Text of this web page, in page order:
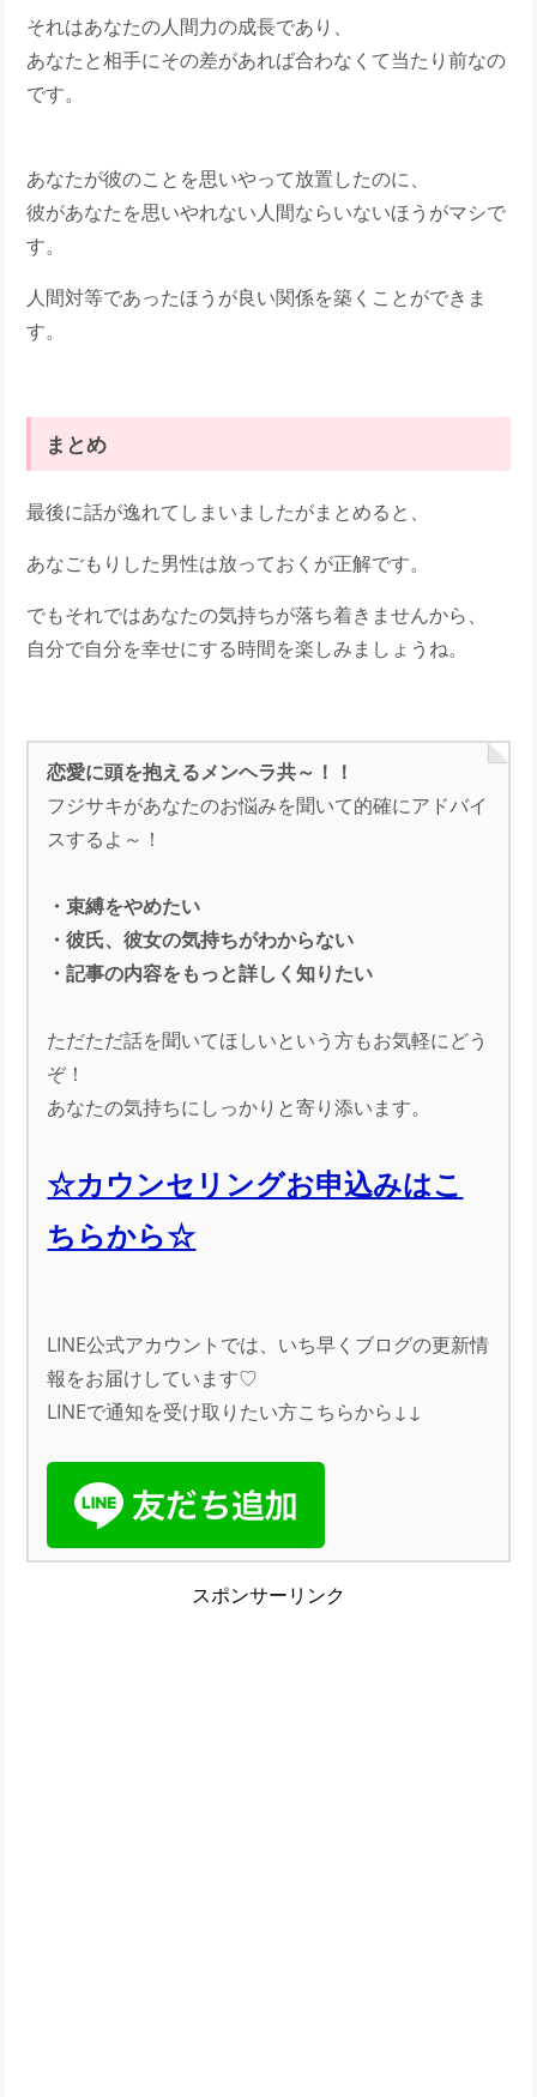
それはあなたの人間力の成長であり、
あなたと相手にその差があれば合わなくて当たり前なの
です。
あなたが彼のことを思いやって放置したのに、
彼があなたを思いやれない人間ならいないほうがマシで
す。
人間対等であったほうが良い関係を築くことができま
す。
まとめ
最後に話が逸れてしまいましたがまとめると、
あなごもりした男性は放っておくが正解です。
でもそれではあなたの気持ちが落ち着きませんから、
自分で自分を幸せにする時間を楽しみましょうね。
恋愛に頭を抱えるメンヘラ共～！！
フジサキがあなたのお悩みを聞いて的確にアドバイ
スするよ～！
・束縛をやめたい
・彼氏、彼女の気持ちがわからない
・記事の内容をもっと詳しく知りたい
ただただ話を聞いてほしいという方もお気軽にどう
ぞ！
あなたの気持ちにしっかりと寄り添います。
☆カウンセリングお申込みはこ
ちらから☆
LINE公式アカウントでは、いち早くブログの更新情
報をお届けしています♡
LINEで通知を受け取りたい方こちらから↓↓
スポンサーリンク